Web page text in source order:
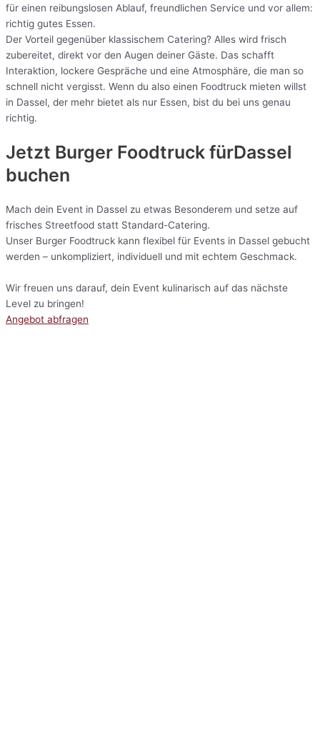
für einen reibungslosen Ablauf, freundlichen Service und vor allem:
richtig gutes Essen.
Der Vorteil gegenüber klassischem Catering? Alles wird frisch
zubereitet, direkt vor den Augen deiner Gäste. Das schafft
Interaktion, lockere Gespräche und eine Atmosphäre, die man so
schnell nicht vergisst. Wenn du also einen Foodtruck mieten willst
in Dassel, der mehr bietet als nur Essen, bist du bei uns genau
richtig.
Jetzt Burger Foodtruck fürDassel
buchen
Mach dein Event in Dassel zu etwas Besonderem und setze auf
frisches Streetfood statt Standard-Catering.
Unser Burger Foodtruck kann flexibel für Events in Dassel gebucht
werden – unkompliziert, individuell und mit echtem Geschmack.
Wir freuen uns darauf, dein Event kulinarisch auf das nächste
Level zu bringen!
Angebot abfragen